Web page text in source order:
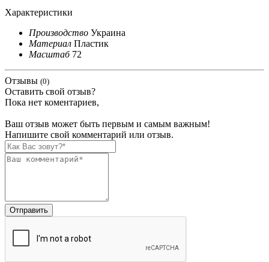
Характеристики
Производство Украина
Материал Пластик
Масштаб 72
Отзывы (0)
Оставить свой отзыв?
Пока нет коментариев,
Ваш отзыв может быть первым и самым важным!
Напишите свой комментарий или отзыв.